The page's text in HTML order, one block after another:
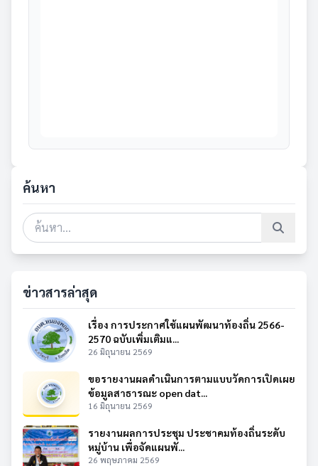
ค้นหา
ข่าวสารล่าสุด
เรื่อง การประกาศใช้แผนพัฒนาท้องถิ่น 2566-
2570 ฉบับเพิ่มเติมแ...
26 มิถุนายน 2569
ขอรายงานผลดำเนินการตามแบบวัดการเปิดเผย
ข้อมูลสาธารณะ open dat...
16 มิถุนายน 2569
รายงานผลการประชุม ประชาคมท้องถิ่นระดับ
หมู่บ้าน เพื่อจัดแผนพั...
26 พฤษภาคม 2569